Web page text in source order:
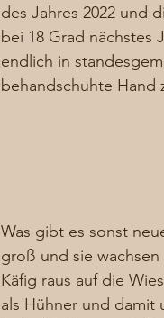
des Jahres 2022 und
bei 18 Grad
endlich in
behandschuhte Hand
Was gibt es sonst
groß und sie
Käfig raus auf die
als Hühner und damit